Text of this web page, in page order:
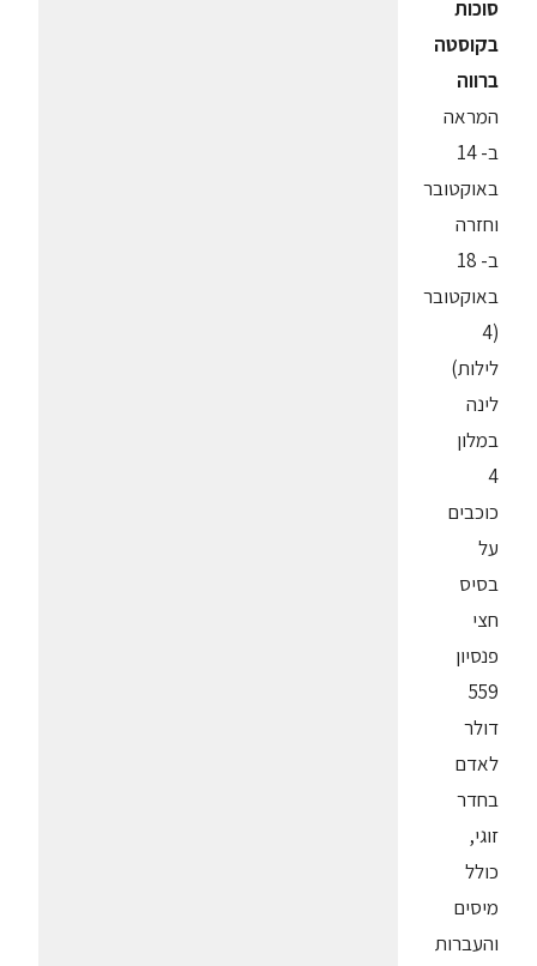
סוכות
בקוסטה
ברווה
המראה
ב- 14
באוקטובר
וחזרה
ב- 18
באוקטובר
(4
לילות)
לינה
במלון
4
כוכבים
על
בסיס
חצי
פנסיון
559
דולר
לאדם
בחדר
זוגי,
כולל
מיסים
והעברות